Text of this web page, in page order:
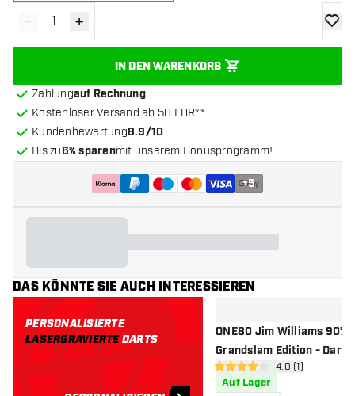
Menge verringern
- Menge erhöhen
+
IN DEN WARENKORB
Zur
Zahlungauf Rechnung
Kostenloser Versand ab 50 EUR**
Kundenbewertung8.9/10
Bis zu6% sparenmit unserem Bonusprogramm!
+5
DAS KÖNNTE SIE AUCH INTERESSIEREN
PERSONALISIERTE
LASERGRAVIERTEDARTS
ONE80 Jim Williams 90%
Grandslam Edition -
4 Bewertungssterne
4.0 (1)
Auf Lager